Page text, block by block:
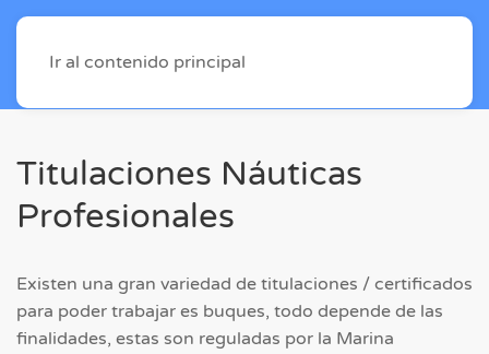
Ir al contenido principal
Titulaciones Náuticas
Profesionales
Existen una gran variedad de titulaciones / certificados
para poder trabajar es buques, todo depende de las
finalidades, estas son reguladas por la Marina